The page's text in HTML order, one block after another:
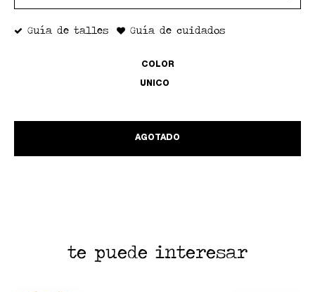
Guía de talles Guía de cuidados
COLOR
UNICO
AGOTADO
te puede interesar